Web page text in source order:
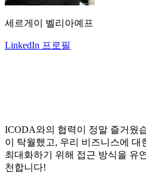
세르게이 벨리아예프
LinkedIn 프로필
ICODA와의 협력이 정말 즐거웠
이 탁월했고, 우리 비즈니스에 대
최대화하기 위해 접근 방식을 유
천합니다!